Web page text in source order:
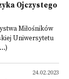
Ojczystego
Miłośników
Uniwersytetu
24.02.2023